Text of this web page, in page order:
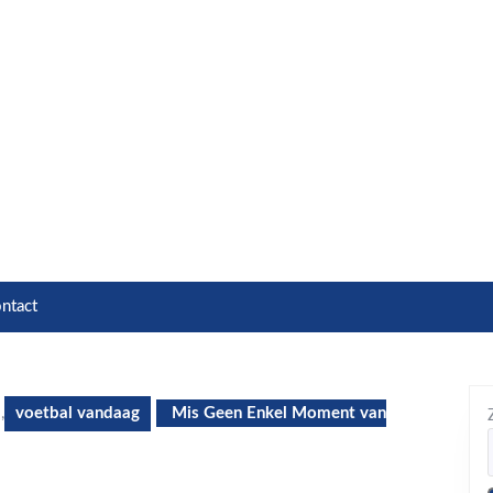
, voetbal vandaag Mis Geen Enkel Moment van